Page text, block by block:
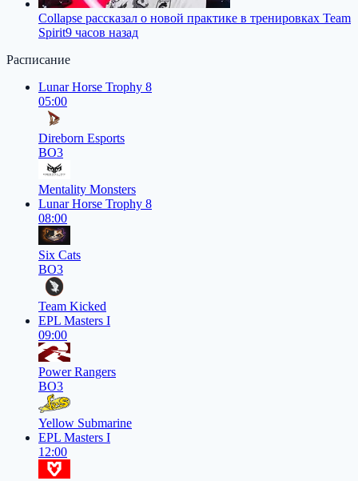
Collapse рассказал о новой практике в тренировках Team
Spirit9 часов назад
Расписание
Lunar Horse Trophy 8
05:00
Direborn Esports
BO3
Mentality Monsters
Lunar Horse Trophy 8
08:00
Six Cats
BO3
Team Kicked
EPL Masters I
09:00
Power Rangers
BO3
Yellow Submarine
EPL Masters I
12:00